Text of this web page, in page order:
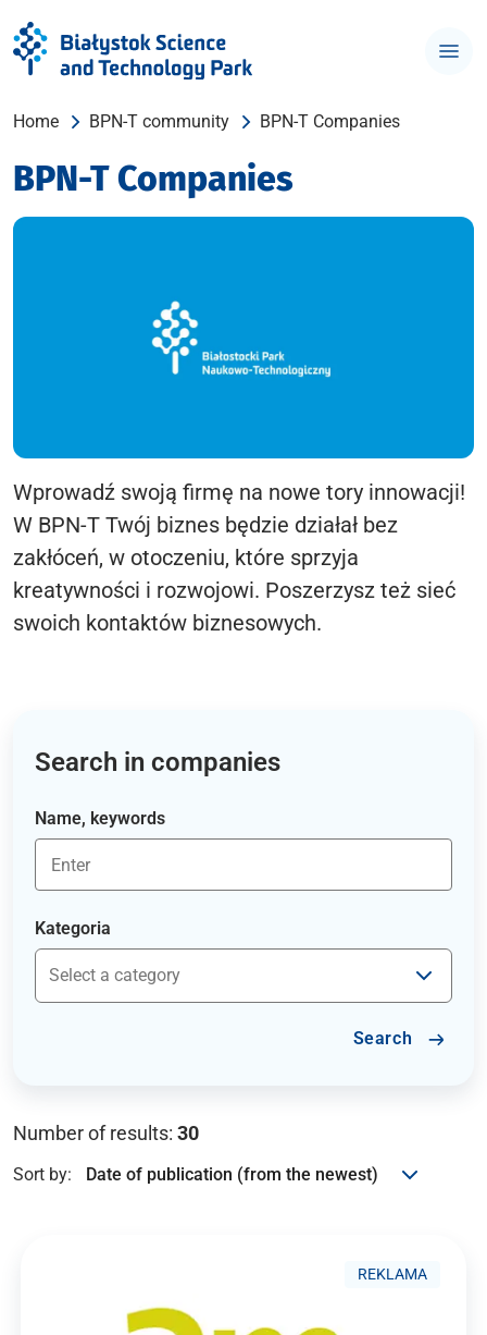
Home BPN-T community BPN-T Companies
BPN-T Companies
Wprowadź swoją firmę na nowe tory innowacji!
W BPN-T Twój biznes będzie działał bez
zakłóceń, w otoczeniu, które sprzyja
kreatywności i rozwojowi. Poszerzysz też sieć
swoich kontaktów biznesowych.
Search in companies
Name, keywords
Kategoria
Search
Number of results: 30
Sort by:
REKLAMA